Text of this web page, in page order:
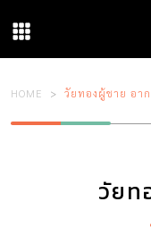
HOME วัยทองผู้ชาย อา
วัยท